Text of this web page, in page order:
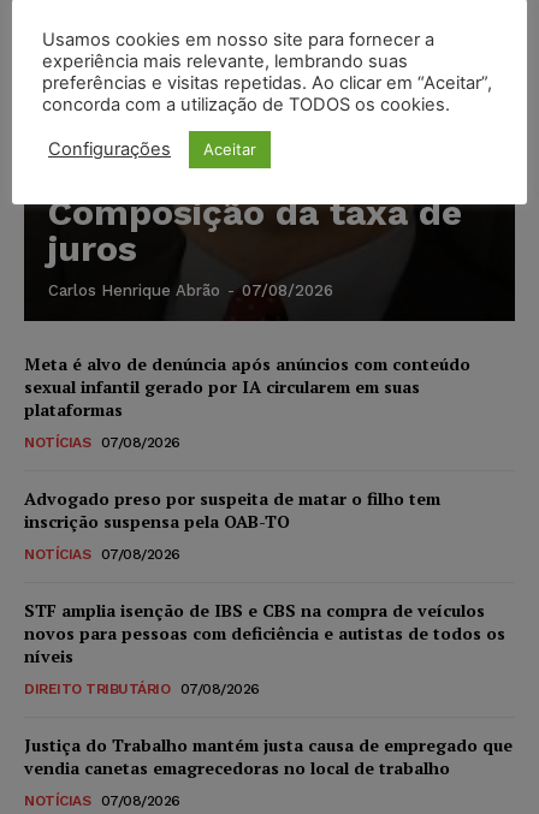
Composição da taxa de
juros
Carlos Henrique Abrão - 07/08/2026
Meta é alvo de denúncia após anúncios com conteúdo
sexual infantil gerado por IA circularem em suas
plataformas
NOTÍCIAS 07/08/2026
Advogado preso por suspeita de matar o filho tem
inscrição suspensa pela OAB-TO
NOTÍCIAS 07/08/2026
STF amplia isenção de IBS e CBS na compra de veículos
novos para pessoas com deficiência e autistas de todos os
níveis
DIREITO TRIBUTÁRIO 07/08/2026
Justiça do Trabalho mantém justa causa de empregado que
vendia canetas emagrecedoras no local de trabalho
NOTÍCIAS 07/08/2026
Usamos cookies em nosso site para fornecer a
experiência mais relevante, lembrando suas
preferências e visitas repetidas. Ao clicar em “Aceitar”,
concorda com a utilização de TODOS os cookies.
Configurações Aceitar